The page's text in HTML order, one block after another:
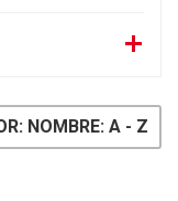
NOMBRE: A - Z